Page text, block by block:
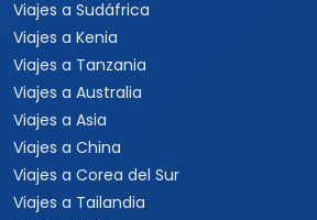
Viajes a Turquía
Viajes a Egipto
Viajes a Medio Oriente
Viajes a Alemania
Viajes a Suiza
Viajes a África
Viajes a Sudáfrica
Viajes a Kenia